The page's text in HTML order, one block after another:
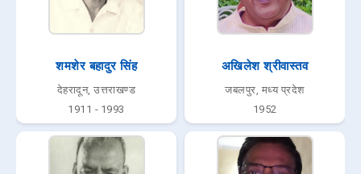
शमशेर बहादुर सिंह
देहरादून, उत्तराखण्ड
1911 - 1993
अखिलेश श्रीवास्तव
जबलपुर, मध्य प्रदेश
1952